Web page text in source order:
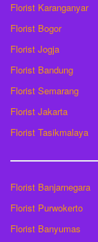
Florist Karanganyar
Florist Bogor
Florist Jogja
Florist Bandung
Florist Semarang
Florist Jakarta
Florist Tasikmalaya
Florist Banjarnegara
Florist Purwokerto
Florist Banyumas